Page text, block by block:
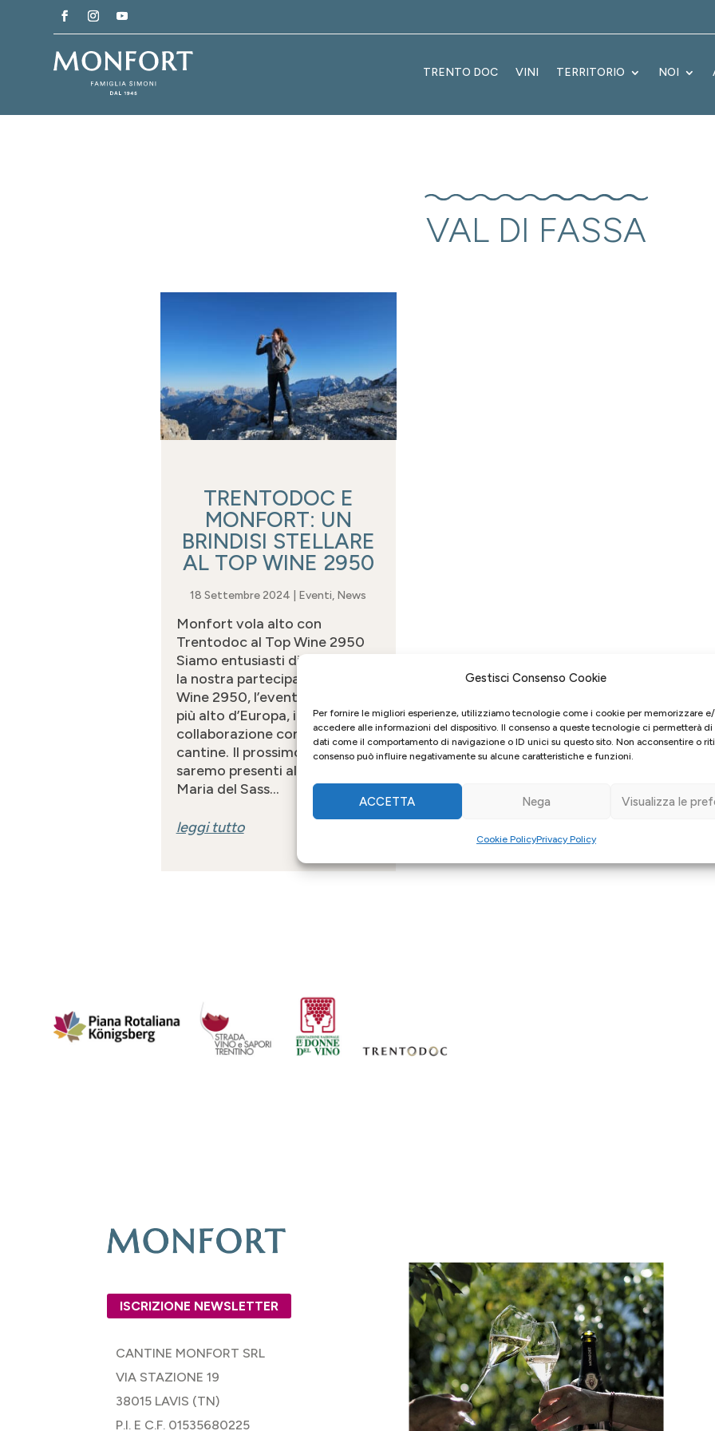
Gestisci Consenso Cookie
Per fornire le migliori esperienze, utilizziamo tecnologie come i cookie per memorizzare
accedere alle informazioni del dispositivo. Il consenso a queste tecnologie ci permetterà di
dati come il comportamento di navigazione o ID unici su questo sito. Non acconsentire o
consenso può influire negativamente su alcune caratteristiche e funzioni.
ACCETTA Nega Visualizza le
Cookie PolicyPrivacy Policy
TRENTO DOC VINI TERRITORIO NOI
VAL DI FASSA
TRENTODOC E
MONFORT: UN
BRINDISI STELLARE
AL TOP WINE 2950
18 Settembre 2024 Eventi, News
Monfort vola alto con
Trentodoc al Top Wine 2950
Siamo entusiasti di annunciare
la nostra partecipazione al Top
Wine 2950, l’evento enologico
più alto d’Europa, in
collaborazione con diverse
cantine. Il prossimo 19 ottobre,
saremo presenti al Rifugio
Maria del Sass...
leggi tutto
ISCRIZIONE NEWSLETTER
CANTINE MONFORT SRL
VIA STAZIONE 19
38015 LAVIS (TN)
P.I. E C.F. 01535680225